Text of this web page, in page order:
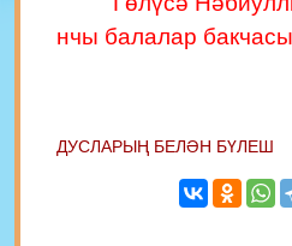
нчы балалар
ДУСЛАРЫҢ БЕЛӘН БҮЛЕШ